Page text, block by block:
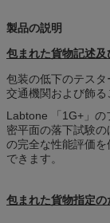
製品の説明
包まれた貨物記述
包装の低下のテスタ
交通機関および飾る
Labtone 「1G+」の
密平面の落下試験
の完全な性能評価
できます。
包まれた貨物指定